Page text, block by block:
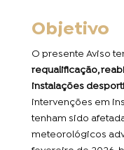
Objetivo
O presente Aviso
requalificação,
instalações
intervenções em
tenham sido
meteorológicos